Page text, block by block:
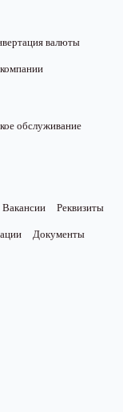
валюты
обслуживание
Вакансии Реквизиты
Документы